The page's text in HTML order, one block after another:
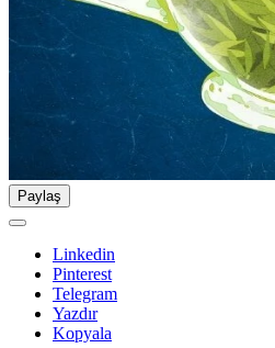
Paylaş
Linkedin
Pinterest
Telegram
Yazdır
Kopyala